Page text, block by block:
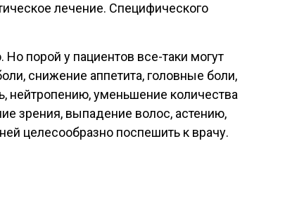
лечение. Специфического
порой у пациентов все-таки могут
снижение аппетита, головные боли,
нейтропению, уменьшение количества
зрения, выпадение волос, астению,
целесообразно поспешить к врачу.